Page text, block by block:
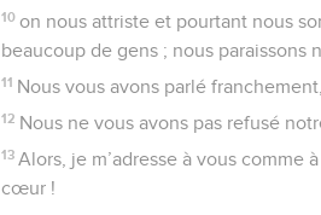
10 on nous attriste et pourtant nous
beaucoup de gens ; nous paraissons
11 Nous vous avons parlé
12 Nous ne vous avons pas refusé
13 Alors, je m’adresse à vous
cœur !